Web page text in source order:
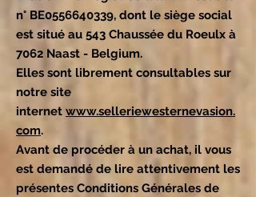
n° BE0556640339, dont le siège social
est situé au 543 Chaussée du Roeulx à
7062 Naast - Belgium.
Elles sont librement consultables sur
notre site
internet www.selleriewesternevasion.
com.
Avant de procéder à un achat, il vous
est demandé de lire attentivement les
présentes Conditions Générales de